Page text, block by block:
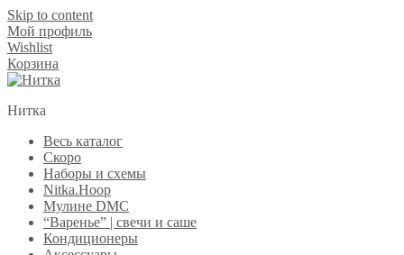
Skip to content
Мой профиль
Wishlist
Корзина
Нитка
Весь каталог
Скоро
Наборы и схемы
Nitka.Hoop
Мулине DMC
“Варенье” | свечи и саше
Кондиционеры